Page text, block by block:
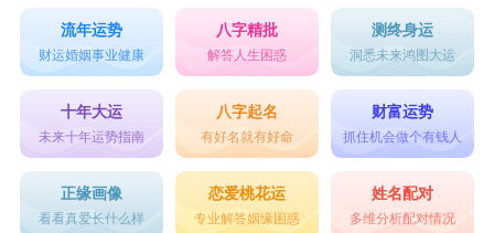
流年运势
财运婚姻事业健康
八字精批
解答人生困惑
测终身运
洞悉未来鸿图大运
十年大运
未来十年运势指南
八字起名
有好名就有好命
财富运势
抓住机会做个有钱人
正缘画像
看看真爱长什么样
恋爱桃花运
专业解答姻缘困惑
姓名配对
多维分析配对情况